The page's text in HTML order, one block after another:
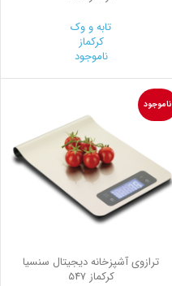
تابه و وک
کرکماز
ناموجود
ناموجود
ترازوی آشپزخانه دیجیتال سنسیا
کرکماز 547